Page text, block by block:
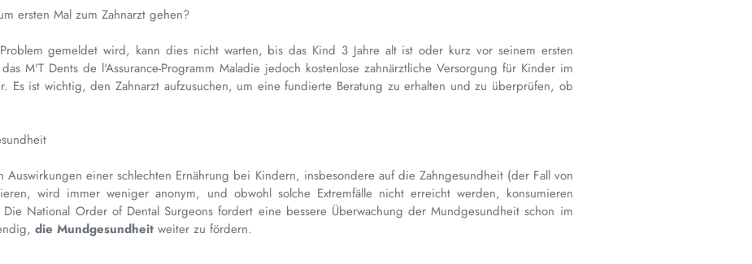
ersten Mal zum Zahnarzt gehen?
gemeldet wird, kann dies nicht warten, bis das Kind 3 Jahre alt ist oder kurz vor seinem ersten
M'T Dents de l'Assurance-Programm Maladie jedoch kostenlose zahnärztliche Versorgung für Kinder im
Es ist wichtig, den Zahnarzt aufzusuchen, um eine fundierte Beratung zu erhalten und zu überprüfen, ob
Auswirkungen einer schlechten Ernährung bei Kindern, insbesondere auf die Zahngesundheit (der Fall von
wird immer weniger anonym, und obwohl solche Extremfälle nicht erreicht werden, konsumieren
National Order of Dental Surgeons fordert eine bessere Überwachung der Mundgesundheit schon im
die Mundgesundheit weiter zu fördern.